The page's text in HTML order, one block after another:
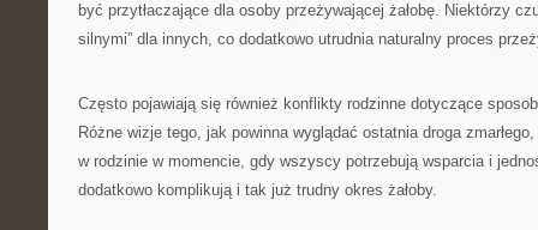
być przytłaczające dla osoby przeżywającej żałobę. Niektórzy
silnymi” dla innych, co dodatkowo utrudnia naturalny proces
Często pojawiają się również konflikty rodzinne dotyczące
Różne wizje tego, jak powinna wyglądać ostatnia droga
w rodzinie w momencie, gdy wszyscy potrzebują wsparcia i
dodatkowo komplikują i tak już trudny okres żałoby.